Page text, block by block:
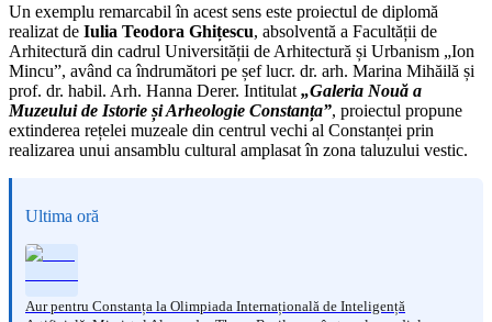
Un exemplu remarcabil în acest sens este proiectul de diplomă
realizat de Iulia Teodora Ghițescu, absolventă a Facultății de
Arhitectură din cadrul Universității de Arhitectură și Urbanism „Ion
Mincu”, având ca îndrumători pe șef lucr. dr. arh. Marina Mihăilă și
prof. dr. habil. Arh. Hanna Derer. Intitulat „Galeria Nouă a
Muzeului de Istorie și Arheologie Constanța”, proiectul propune
extinderea rețelei muzeale din centrul vechi al Constanței prin
realizarea unui ansamblu cultural amplasat în zona taluzului vestic.
Ultima oră
Aur pentru Constanța la Olimpiada Internațională de Inteligență